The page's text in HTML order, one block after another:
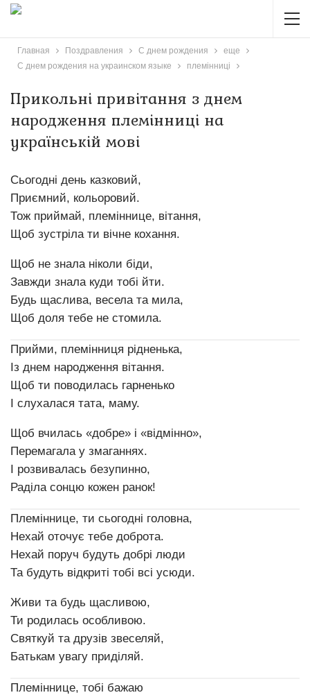
Главная Поздравления С днем рождения
еще
С днем рождения на украинском языке
племінниці
Прикольні привітання з днем
народження племінниці на
українській мові
Сьогодні день казковий,
Приємний, кольоровий.
Тож приймай, племіннице, вітання,
Щоб зустріла ти вічне кохання.
Щоб не знала ніколи біди,
Завжди знала куди тобі йти.
Будь щаслива, весела та мила,
Щоб доля тебе не стомила.
Прийми, племінниця рідненька,
Із днем народження вітання.
Щоб ти поводилась гарненько
І слухалася тата, маму.
Щоб вчилась «добре» і «відмінно»,
Перемагала у змаганнях.
І розвивалась безупинно,
Раділа сонцю кожен ранок!
Племіннице, ти сьогодні головна,
Нехай оточує тебе доброта.
Нехай поруч будуть добрі люди
Та будуть відкриті тобі всі усюди.
Живи та будь щасливою,
Ти родилась особливою.
Святкуй та друзів звеселяй,
Батькам увагу приділяй.
Племіннице, тобі бажаю